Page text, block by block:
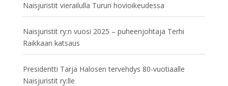
Naisjuristit vierailulla Turun hovioikeudessa
Naisjuristit ry:n vuosi 2025 – puheenjohtaja Terhi
Raikkaan katsaus
Presidentti Tarja Halosen tervehdys 80-vuotiaalle
Naisjuristit ry:lle